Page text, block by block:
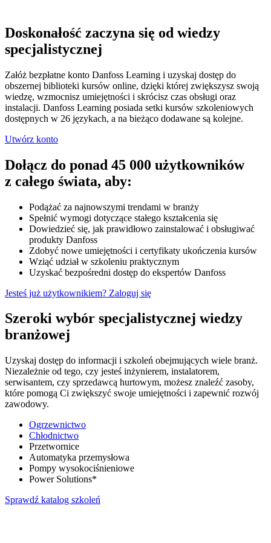
Doskonałość zaczyna się od wiedzy
specjalistycznej
Załóż bezpłatne konto Danfoss Learning i uzyskaj dostęp do
obszernej biblioteki kursów online, dzięki której zwiększysz swoją
wiedzę, wzmocnisz umiejętności i skrócisz czas obsługi oraz
instalacji. Danfoss Learning posiada setki kursów szkoleniowych
dostępnych w 26 językach, a na bieżąco dodawane są kolejne.
Utwórz konto
Dołącz do ponad 45 000 użytkowników
z całego świata, aby:
Podążać za najnowszymi trendami w branży
Spełnić wymogi dotyczące stałego kształcenia się
Dowiedzieć się, jak prawidłowo zainstalować i obsługiwać
produkty Danfoss
Zdobyć nowe umiejętności i certyfikaty ukończenia kursów
Wziąć udział w szkoleniu praktycznym
Uzyskać bezpośredni dostęp do ekspertów Danfoss
Jesteś już użytkownikiem? Zaloguj się
Szeroki wybór specjalistycznej wiedzy
branżowej
Uzyskaj dostęp do informacji i szkoleń obejmujących wiele branż.
Niezależnie od tego, czy jesteś inżynierem, instalatorem,
serwisantem, czy sprzedawcą hurtowym, możesz znaleźć zasoby,
które pomogą Ci zwiększyć swoje umiejętności i zapewnić rozwój
zawodowy.
Ogrzewnictwo
Chłodnictwo
Przetwornice
Automatyka przemysłowa
Pompy wysokociśnieniowe
Power Solutions*
Sprawdź katalog szkoleń